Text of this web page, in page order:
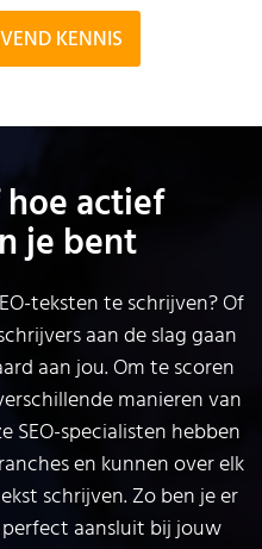
KENNIS
actief
je bent
teksten te schrijven? Of
aan de slag gaan
aan jou. Om te scoren
manieren van
SEO-specialisten hebben
en kunnen over elk
schrijven. Zo ben je er
aansluit bij jouw